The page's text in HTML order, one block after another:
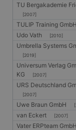
TU Bergakademie
[2007]
TULIP Training GmbH
Udo Vath [2010]
Umbrella Systems
[2019]
Universum Verlag
KG
[2007]
URS Deutschland
[2007]
Uwe Braun GmbH
van Eckert [2007]
Vater ERPteam GmbH